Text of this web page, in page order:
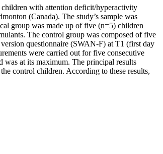
with attention deficit/hyperactivity
(Canada). The study’s sample was
group was made up of five (n=5) children
The control group was composed of five
questionnaire (SWAN-F) at T1 (first day
were carried out for five consecutive
was at its maximum. The principal results
control children. According to these results,